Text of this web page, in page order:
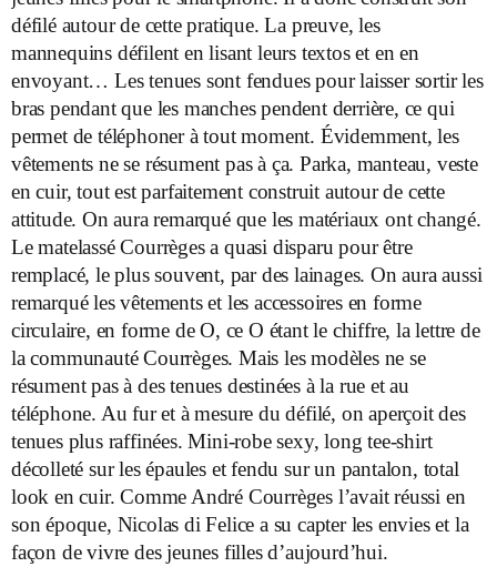
défilé autour de cette pratique. La preuve, les
mannequins défilent en lisant leurs textos et en en
envoyant… Les tenues sont fendues pour laisser sortir les
bras pendant que les manches pendent derrière, ce qui
permet de téléphoner à tout moment. Évidemment, les
vêtements ne se résument pas à ça. Parka, manteau, veste
en cuir, tout est parfaitement construit autour de cette
attitude. On aura remarqué que les matériaux ont changé.
Le matelassé Courrèges a quasi disparu pour être
remplacé, le plus souvent, par des lainages. On aura aussi
remarqué les vêtements et les accessoires en forme
circulaire, en forme de O, ce O étant le chiffre, la lettre de
la communauté Courrèges. Mais les modèles ne se
résument pas à des tenues destinées à la rue et au
téléphone. Au fur et à mesure du défilé, on aperçoit des
tenues plus raffinées. Mini-robe sexy, long tee-shirt
décolleté sur les épaules et fendu sur un pantalon, total
look en cuir. Comme André Courrèges l’avait réussi en
son époque, Nicolas di Felice a su capter les envies et la
façon de vivre des jeunes filles d’aujourd’hui.